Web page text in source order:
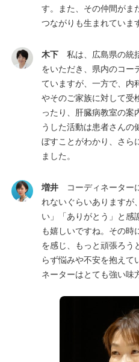
す。また、その仲間がま
つながりも生まれていま
木下 私は、広島県の統
をいただき、県内のコー
ていますが、一方で、内
やそのご家族に対して受
ったり、肝臓病教室の案
うした活動は患者さんの
ぼすことがわかり、さら
ました。
増井 コーディネーター
れないぐらいありますが
い」「ありがとう」と感
も嬉しいですね。その時
を感じ、もっと頑張ろう
らず悩みや不安を抱えて
ネーターはとても強い味